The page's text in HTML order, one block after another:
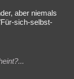
aber niemals
sich-selbst-